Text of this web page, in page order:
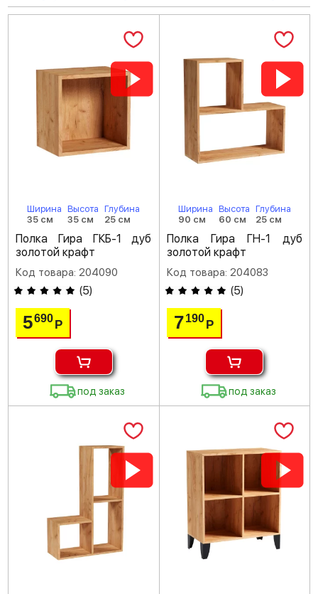
Ширина
35 см
Высота
35 см
Глубина
25 см
Полка Гира ГКБ-1 дуб
золотой крафт
Код товара: 204090
(5)
5690Р
под заказ
Ширина
90 см
Высота
60 см
Глубина
25 см
Полка Гира ГН-1 дуб
золотой крафт
Код товара: 204083
(5)
7 190 Р
под заказ